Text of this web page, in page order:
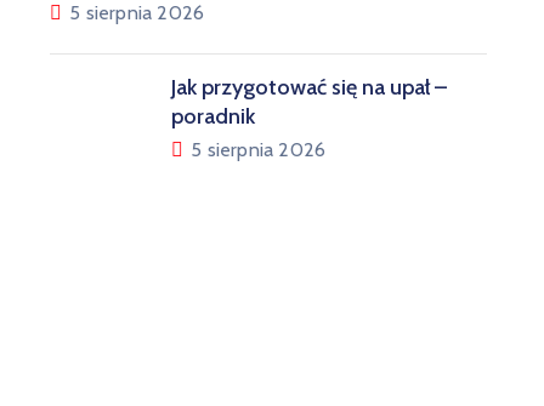
5 sierpnia 2026
Jak przygotować się na upał –
poradnik
5 sierpnia 2026